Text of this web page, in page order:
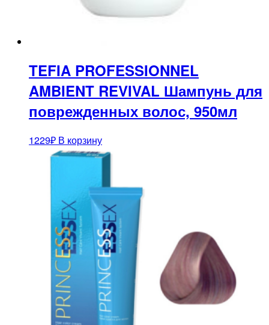
TEFIA PROFESSIONNEL
AMBIENT REVIVAL Шампунь для
поврежденных волос, 950мл
1229₽ В корзину